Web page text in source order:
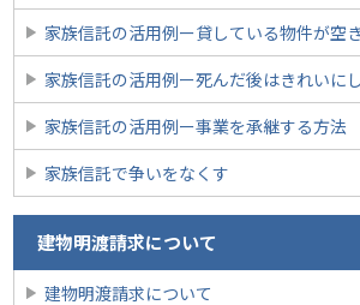
家族信託の活用例ー貸している物件が空
家族信託の活用例ー死んだ後はきれいに
家族信託の活用例ー事業を承継する方法
家族信託で争いをなくす
建物明渡請求について
建物明渡請求について